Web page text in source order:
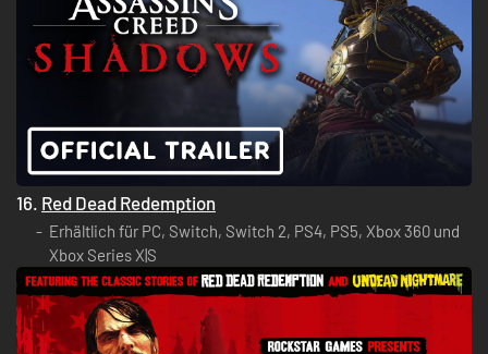
16. Red Dead Redemption
Erhältlich für PC, Switch, Switch 2, PS4, PS5, Xbox 360 und
Xbox Series X|S